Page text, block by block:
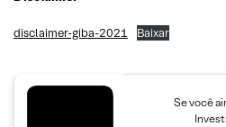
disclaimer-giba-2021 Baixar
Se você